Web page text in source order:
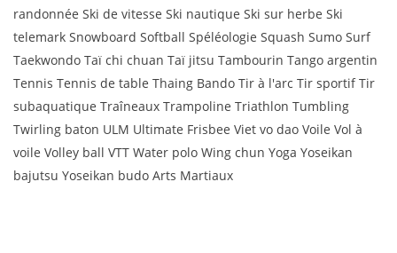
randonnée Ski de vitesse Ski nautique Ski sur herbe Ski
telemark Snowboard Softball Spéléologie Squash Sumo Surf
Taekwondo Taï chi chuan Taï jitsu Tambourin Tango argentin
Tennis Tennis de table Thaing Bando Tir à l'arc Tir sportif Tir
subaquatique Traîneaux Trampoline Triathlon Tumbling
Twirling baton ULM Ultimate Frisbee Viet vo dao Voile Vol à
voile Volley ball VTT Water polo Wing chun Yoga Yoseikan
bajutsu Yoseikan budo Arts Martiaux